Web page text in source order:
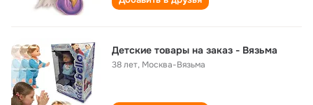
Детские товары на заказ - Вязьма
38 лет, Москва-Вязьма